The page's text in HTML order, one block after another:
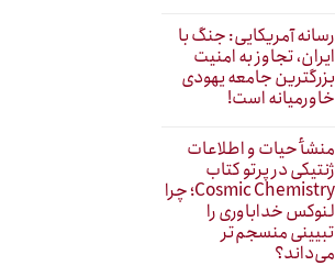
رسانه آمریکایی: جنگ با
ایران، تجاوز به امنیت
بزرگترین جامعه یهودی
خاورمیانه است!
منشأ حیات و اطلاعات
ژنتیکی در پرتو کتاب
Cosmic Chemistry؛ چرا
لنوکس خداباوری را
تبیینی منسجم‌تر
می‌داند؟